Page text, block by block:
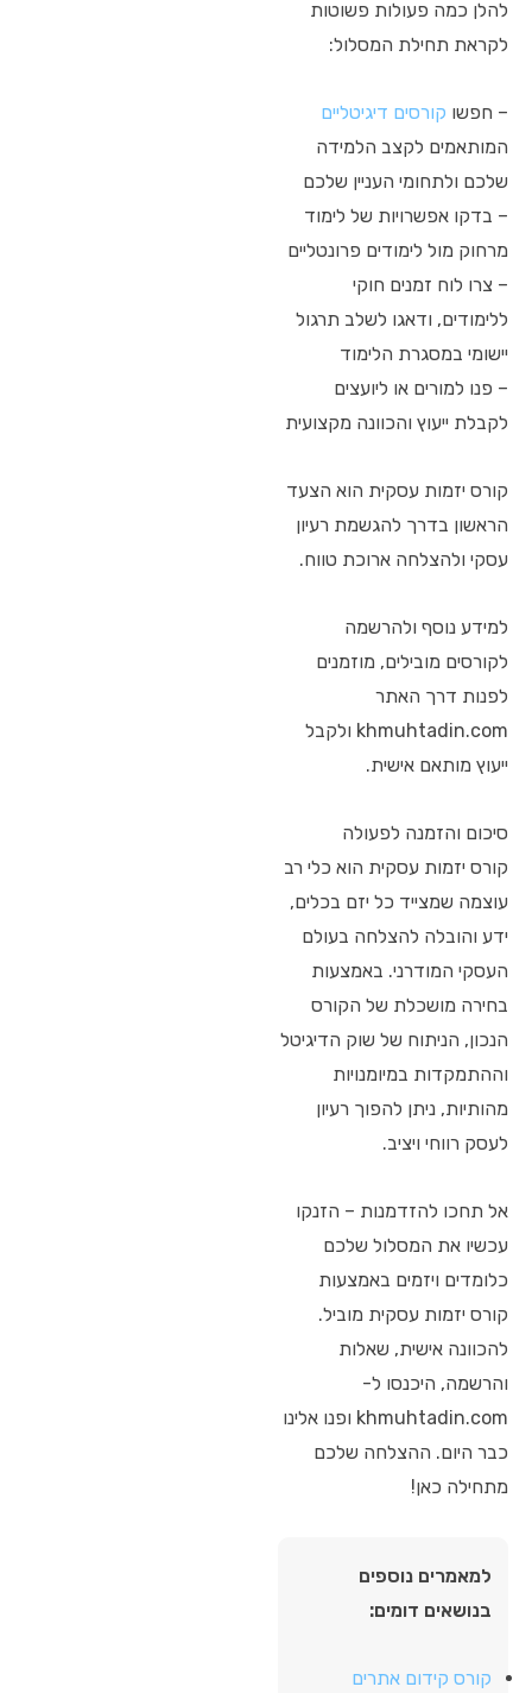
להלן כמה פעולות פשוטות
לקראת תחילת המסלול:
– חפשו קורסים דיגיטליים
המותאמים לקצב הלמידה
שלכם ולתחומי העניין שלכם
– בדקו אפשרויות של לימוד
מרחוק מול לימודים פרונטליים
– צרו לוח זמנים חוקי
ללימודים, ודאגו לשלב תרגול
יישומי במסגרת הלימוד
– פנו למורים או ליועצים
לקבלת ייעוץ והכוונה מקצועית
קורס יזמות עסקית הוא הצעד
הראשון בדרך להגשמת רעיון
עסקי ולהצלחה ארוכת טווח.
למידע נוסף ולהרשמה
לקורסים מובילים, מוזמנים
לפנות דרך האתר
khmuhtadin.com ולקבל
ייעוץ מותאם אישית.
סיכום והזמנה לפעולה
קורס יזמות עסקית הוא כלי רב
עוצמה שמצייד כל יזם בכלים,
ידע והובלה להצלחה בעולם
העסקי המודרני. באמצעות
בחירה מושכלת של הקורס
הנכון, הניתוח של שוק הדיגיטל
וההתמקדות במיומנויות
מהותיות, ניתן להפוך רעיון
לעסק רווחי ויציב.
אל תחכו להזדמנות – הזנקו
עכשיו את המסלול שלכם
כלומדים ויזמים באמצעות
קורס יזמות עסקית מוביל.
להכוונה אישית, שאלות
והרשמה, היכנסו ל-
khmuhtadin.com ופנו אלינו
כבר היום. ההצלחה שלכם
מתחילה כאן!
למאמרים נוספים
בנושאים דומים:
קורס קידום אתרים